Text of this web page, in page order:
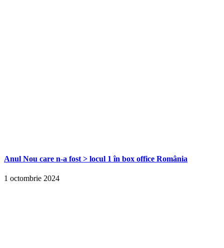
Anul Nou care n-a fost > locul 1 în box office România
1 octombrie 2024